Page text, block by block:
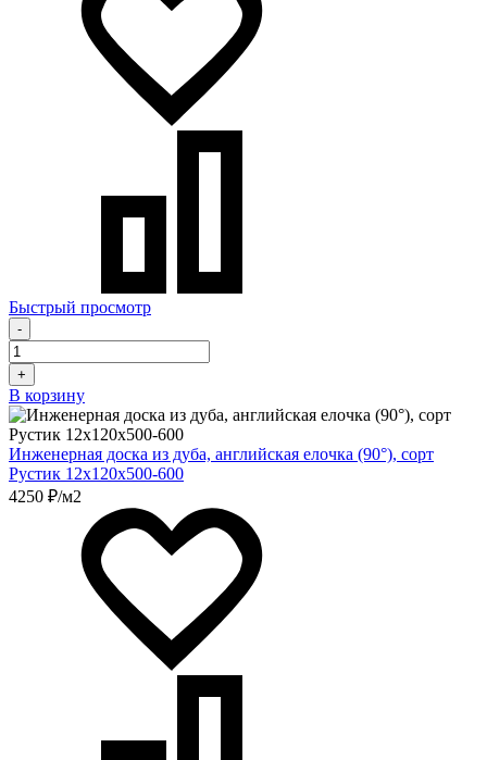
Быстрый просмотр
-
+
В корзину
Инженерная доска из дуба, английская елочка (90°), сорт
Рустик 12х120х500-600
4250 ₽/м2